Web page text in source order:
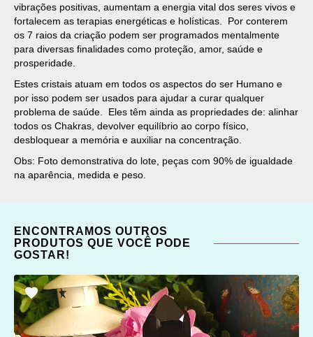
vibrações positivas, aumentam a energia vital dos seres vivos e
fortalecem as terapias energéticas e holísticas. Por conterem
os 7 raios da criação podem ser programados mentalmente
para diversas finalidades como proteção, amor, saúde e
prosperidade.
Estes cristais atuam em todos os aspectos do ser Humano e
por isso podem ser usados para ajudar a curar qualquer
problema de saúde. Eles têm ainda as propriedades de: alinhar
todos os Chakras, devolver equilíbrio ao corpo físico,
desbloquear a memória e auxiliar na concentração.
Obs: Foto demonstrativa do lote, peças com 90% de igualdade
na aparência, medida e peso.
ENCONTRAMOS OUTROS
PRODUTOS QUE VOCÊ PODE
GOSTAR!
ADICIONAR